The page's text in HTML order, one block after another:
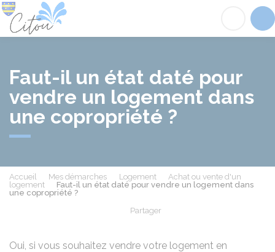
Faut-il un état daté pour
vendre un logement dans
une copropriété ?
Accueil Mes démarches Logement
Achat ou vente d'un
logement
Faut-il un état daté pour vendre un logement dans
une copropriété ?
Partager
Oui, si vous souhaitez vendre votre logement en